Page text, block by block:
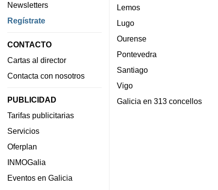
Newsletters
Regístrate
CONTACTO
Cartas al director
Contacta con nosotros
PUBLICIDAD
Tarifas publicitarias
Servicios
Oferplan
INMOGalia
Eventos en Galicia
Lemos
Lugo
Ourense
Pontevedra
Santiago
Vigo
Galicia en 313 concellos